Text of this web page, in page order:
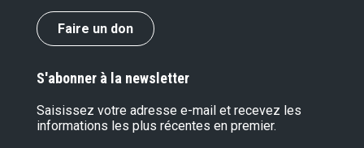
Faire un don
S'abonner à la newsletter
Saisissez votre adresse e-mail et recevez les
informations les plus récentes en premier.